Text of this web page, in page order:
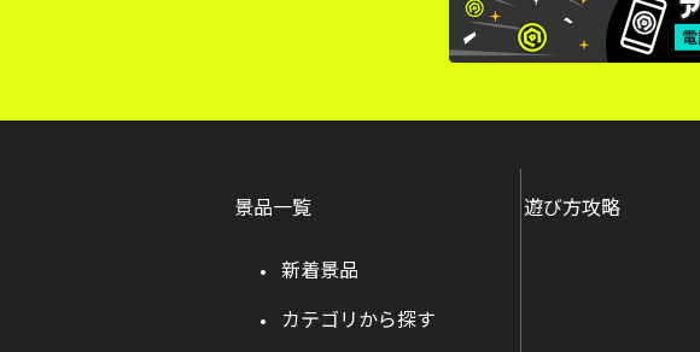
景品一覧
新着景品
カテゴリから探す
遊び方攻略